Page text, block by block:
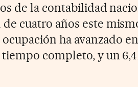
de la contabilidad
cuatro años este
ha avanzado
completo, y un